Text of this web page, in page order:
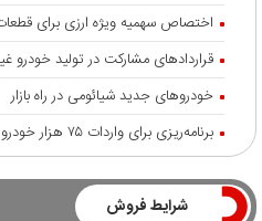
اختصاص سهمیه ویژه ارزی برای
قراردادهای مشارکت در تولید خودرو
خودروهای جدید شیائومی در راه بازار
برنامه‌ریزی برای واردات ۷۵ هزار خودرو
شرایط فروش